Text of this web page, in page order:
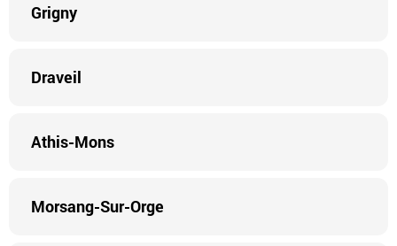
Grigny
Draveil
Athis-Mons
Morsang-Sur-Orge